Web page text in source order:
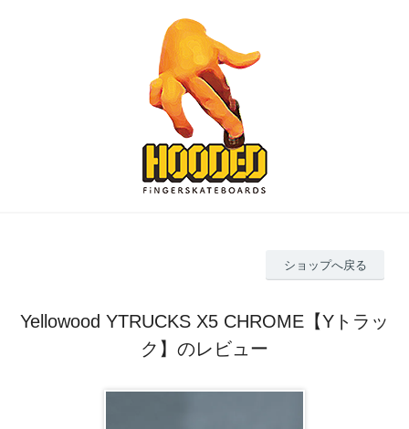
ショップへ戻る
Yellowood YTRUCKS X5 CHROME【Yトラッ
ク】のレビュー